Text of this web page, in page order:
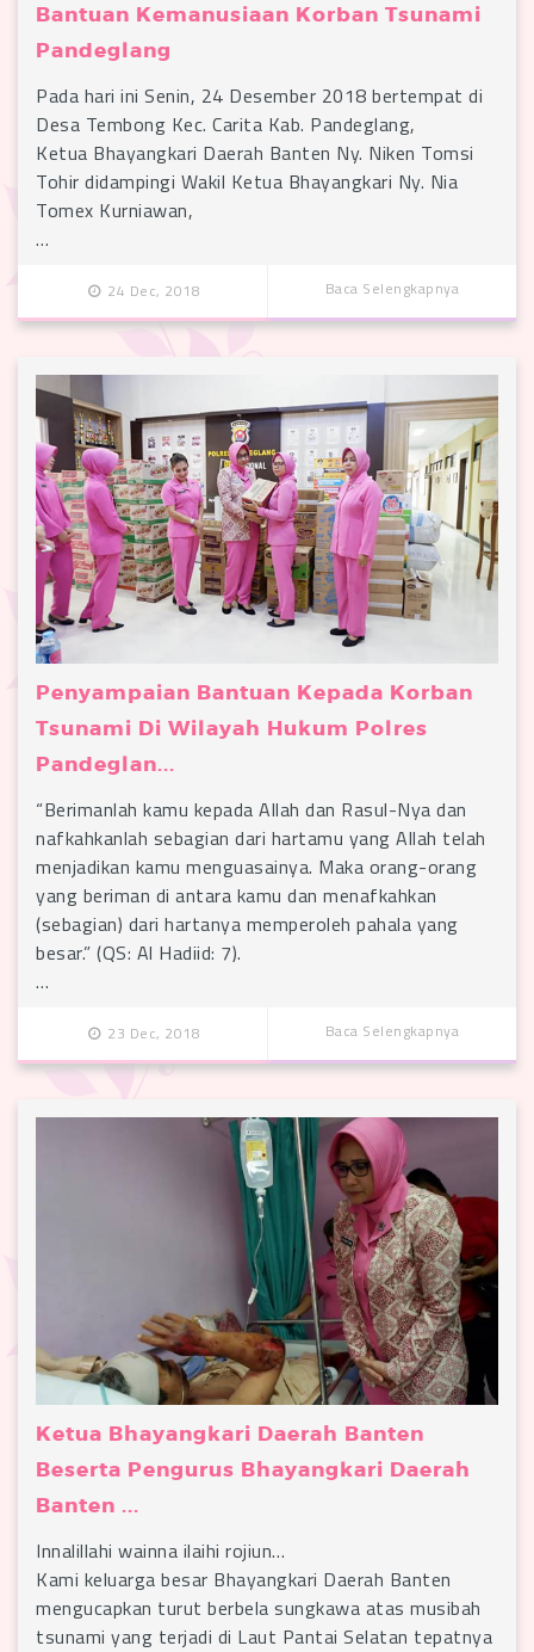
Bantuan Kemanusiaan Korban Tsunami
Pandeglang
Pada hari ini Senin, 24 Desember 2018 bertempat di
Desa Tembong Kec. Carita Kab. Pandeglang,
Ketua Bhayangkari Daerah Banten Ny. Niken Tomsi
Tohir didampingi Wakil Ketua Bhayangkari Ny. Nia
Tomex Kurniawan,
…
24 Dec, 2018 Baca Selengkapnya
Penyampaian Bantuan Kepada Korban
Tsunami Di Wilayah Hukum Polres
Pandeglan...
“Berimanlah kamu kepada Allah dan Rasul-Nya dan
nafkahkanlah sebagian dari hartamu yang Allah telah
menjadikan kamu menguasainya. Maka orang-orang
yang beriman di antara kamu dan menafkahkan
(sebagian) dari hartanya memperoleh pahala yang
besar.” (QS: Al Hadiid: 7).
…
23 Dec, 2018 Baca Selengkapnya
Ketua Bhayangkari Daerah Banten
Beserta Pengurus Bhayangkari Daerah
Banten ...
Innalillahi wainna ilaihi rojiun…
Kami keluarga besar Bhayangkari Daerah Banten
mengucapkan turut berbela sungkawa atas musibah
tsunami yang terjadi di Laut Pantai Selatan tepatnya